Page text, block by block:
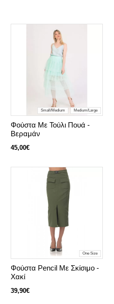
Small/Medium Medium/Large
Φούστα Με Τούλι Πουά -
Βεραμάν
45,00€
One Size
Φούστα Pencil Με Σκίσιμο -
Χακί
39,90€